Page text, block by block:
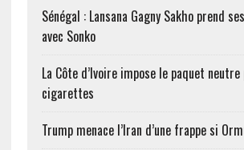
Sénégal : Lansana Gagny Sakho prend
avec Sonko
La Côte d’Ivoire impose le paquet
cigarettes
Trump menace l’Iran d’une frappe si